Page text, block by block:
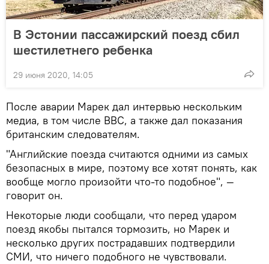
В Эстонии пассажирский поезд сбил
шестилетнего ребенка
29 июня 2020, 14:05
После аварии Марек дал интервью нескольким
медиа, в том числе BBC, а также дал показания
британским следователям.
"Английские поезда считаются одними из самых
безопасных в мире, поэтому все хотят понять, как
вообще могло произойти что-то подобное", —
говорит он.
Некоторые люди сообщали, что перед ударом
поезд якобы пытался тормозить, но Марек и
несколько других пострадавших подтвердили
СМИ, что ничего подобного не чувствовали.